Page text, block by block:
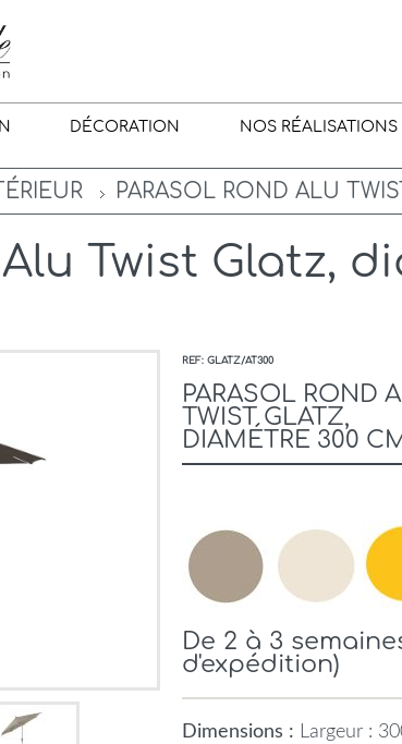
DÉCORATION NOS RÉALISATIONS
PARASOL ROND ALU
Twist Glatz,
REF: GLATZ/AT300
PARASOL ROND
TWIST GLATZ,
DIAMÉTRE 300
De 2 à 3
d'expédition)
Dimensions : Largeur :